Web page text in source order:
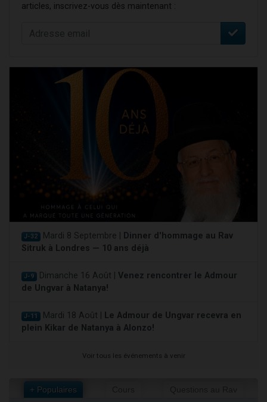
articles, inscrivez-vous dès maintenant :
J-32 Mardi 8 Septembre |
Dinner d'hommage au Rav
Sitruk à Londres — 10 ans déjà
J-9 Dimanche 16 Août | Venez rencontrer le Admour
de Ungvar à Natanya!
J-11 Mardi 18 Août |
Le Admour de Ungvar recevra en
plein Kikar de Natanya à Alonzo!
Voir tous les événements à venir
+ Populaires